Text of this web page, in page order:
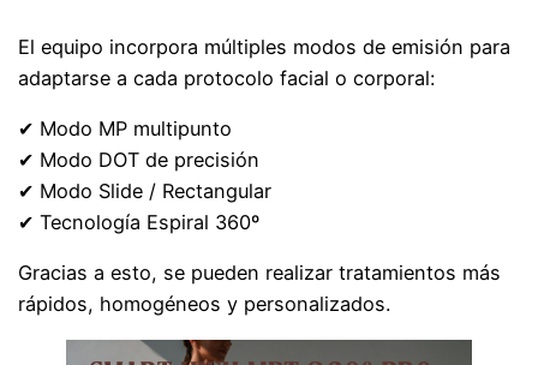
El equipo incorpora múltiples modos de emisión para
adaptarse a cada protocolo facial o corporal:
✔ Modo MP multipunto
✔ Modo DOT de precisión
✔ Modo Slide / Rectangular
✔ Tecnología Espiral 360º
Gracias a esto, se pueden realizar tratamientos más
rápidos, homogéneos y personalizados.